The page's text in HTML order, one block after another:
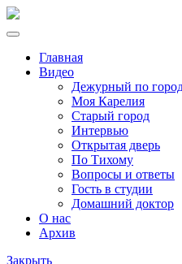
Главная
Видео
Дежурный по
Моя Карелия
Старый город
Интервью
Открытая дверь
По Тихому
Вопросы и ответы
Гость в студии
Домашний доктор
О нас
Архив
Закрыть